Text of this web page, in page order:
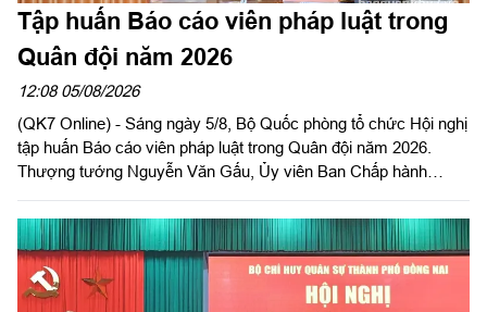
Tập huấn Báo cáo viên pháp luật trong
Quân đội năm 2026
12:08 05/08/2026
(QK7 Online) - Sáng ngày 5/8, Bộ Quốc phòng tổ chức Hội nghị
tập huấn Báo cáo viên pháp luật trong Quân đội năm 2026.
Thượng tướng Nguyễn Văn Gấu, Ủy viên Ban Chấp hành
Bộ Quốc phòng, Chủ tịch Hội đồng Phổ biến, giáo dục pháp luật
Bộ Quốc phòng chủ trì hội nghị. Hội nghị được tổ chức bằng
hình thức trực tiếp kết hợp với trực tuyến tại 122 điểm cầu
trong toàn quân.